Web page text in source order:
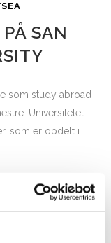
SAN
som study abroad
Universitetet
som er opdelt i